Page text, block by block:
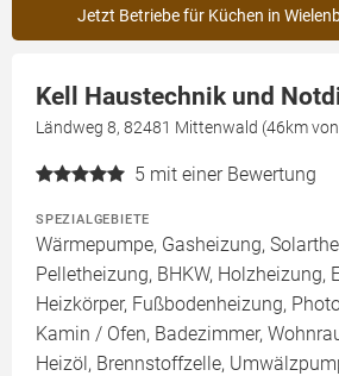
Jetzt Betriebe für Küchen in
Kell Haustechnik und
Ländweg 8, 82481 Mittenwald (46km
5 mit einer Bewertung
SPEZIALGEBIETE
Wärmepumpe, Gasheizung,
Pelletheizung, BHKW, Holzheizung,
Heizkörper, Fußbodenheizung,
Kamin / Ofen, Badezimmer,
Heizöl, Brennstoffzelle,